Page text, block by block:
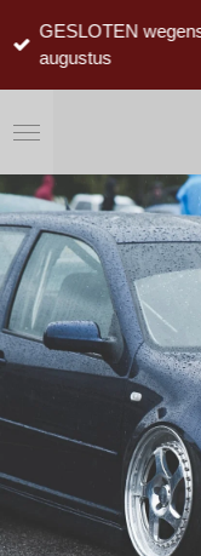
direct
hoofdinhoud
GESLOTEN
augustus